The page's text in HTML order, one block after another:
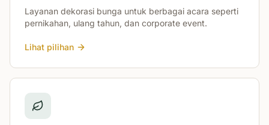
Layanan dekorasi bunga untuk berbagai acara seperti
pernikahan, ulang tahun, dan corporate event.
Lihat pilihan